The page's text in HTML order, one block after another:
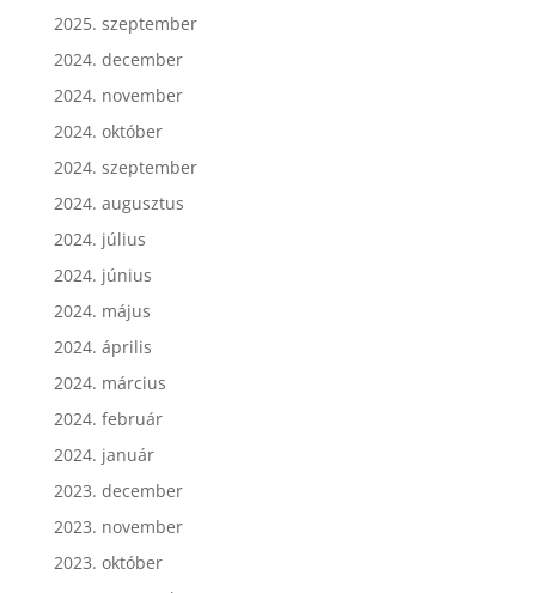
2025. szeptember
2024. december
2024. november
2024. október
2024. szeptember
2024. augusztus
2024. július
2024. június
2024. május
2024. április
2024. március
2024. február
2024. január
2023. december
2023. november
2023. október